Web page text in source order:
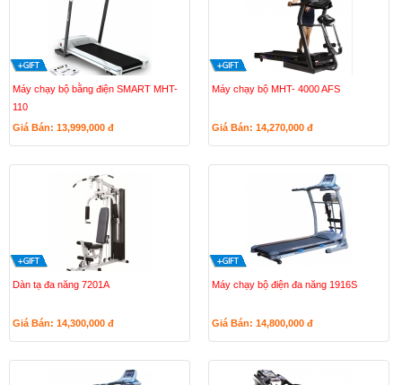
Máy chạy bộ bằng điện SMART MHT-
110
Giá Bán: 13,999,000 đ
Máy chạy bộ MHT- 4000 AFS
Giá Bán: 14,270,000 đ
Dàn tạ đa năng 7201A
Giá Bán: 14,300,000 đ
Máy chạy bộ điện đa năng 1916S
Giá Bán: 14,800,000 đ